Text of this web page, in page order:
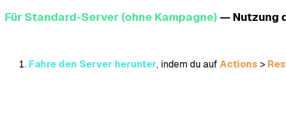
Für Standard-Server (ohne Kampagne) — Nutzung
Fahre den Server herunter, indem du aufActions >